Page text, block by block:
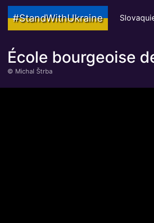
#StandWithUkraine
École bourgeoise
© Michal Štrba